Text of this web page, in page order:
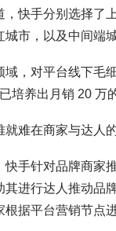
，快手分别选择了
市，以及中间端
域，对平台线下毛
培养出月销 20 万
难在商家与达人的
快手针对品牌商家
其进行达人推动品
据平台营销节点